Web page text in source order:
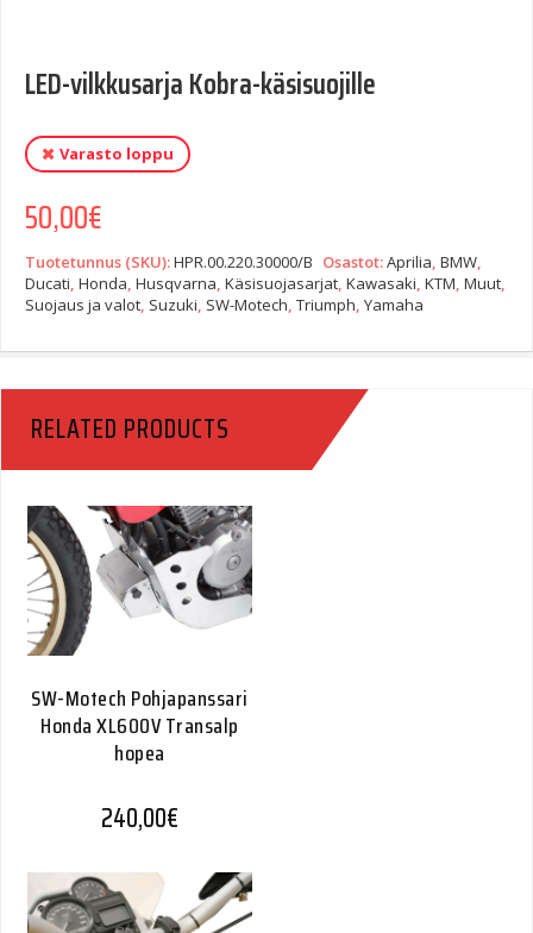
LED-vilkkusarja Kobra-käsisuojille
Varasto loppu
50,00€
Tuotetunnus (SKU):HPR.00.220.30000/B Osastot:Aprilia, BMW,
Ducati, Honda, Husqvarna, Käsisuojasarjat, Kawasaki, KTM, Muut,
Suojaus ja valot, Suzuki, SW-Motech, Triumph, Yamaha
RELATED PRODUCTS
SW-Motech Pohjapanssari
Honda XL600V Transalp
hopea
240,00€